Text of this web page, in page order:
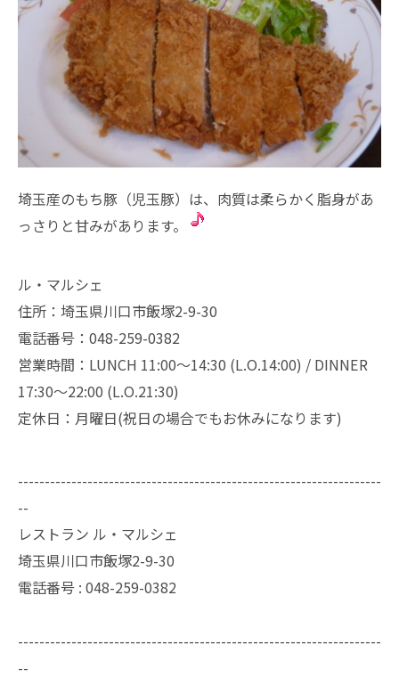
埼玉産のもち豚（児玉豚）は、肉質は柔らかく脂身があ
っさりと甘みがあります。
ル・マルシェ
住所：埼玉県川口市飯塚2-9-30
電話番号：048-259-0382
営業時間：LUNCH 11:00～14:30 (L.O.14:00) / DINNER
17:30～22:00 (L.O.21:30)
定休日：月曜日(祝日の場合でもお休みになります)
--------------------------------------------------------------------
--
レストラン ル・マルシェ
埼玉県川口市飯塚2-9-30
電話番号 : 048-259-0382
--------------------------------------------------------------------
--